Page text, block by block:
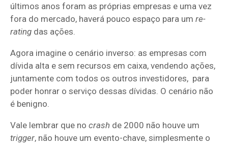
últimos anos foram as próprias empresas e uma vez
fora do mercado, haverá pouco espaço para um re-
rating das ações.
Agora imagine o cenário inverso: as empresas com
dívida alta e sem recursos em caixa, vendendo ações,
juntamente com todos os outros investidores, para
poder honrar o serviço dessas dívidas. O cenário não
é benigno.
Vale lembrar que no crash de 2000 não houve um
trigger, não houve um evento-chave, simplesmente o